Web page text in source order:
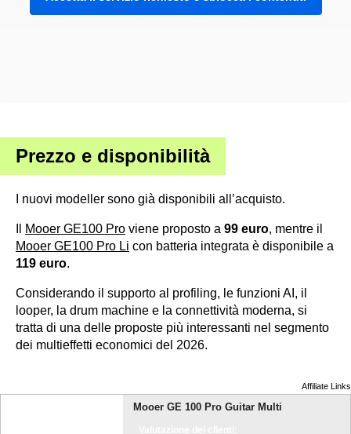
Prezzo e disponibilità
I nuovi modeller sono già disponibili all’acquisto.
Mooer GE100 Pro viene proposto a 99 euro, mentre il
Mooer GE100 Pro Li con batteria integrata è disponibile a
119 euro.
Considerando il supporto al profiling, le funzioni AI, il
looper, la drum machine e la connettività moderna, si
tratta di una delle proposte più interessanti nel segmento
dei multieffetti economici del 2026.
Affiliate Links
Mooer GE 100 Pro Guitar Multi